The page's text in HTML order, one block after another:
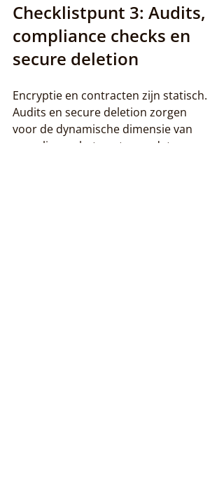
Checklistpunt 3: Audits,
compliance checks en
secure deletion
Encryptie en contracten zijn statisch.
Audits en secure deletion zorgen
voor de dynamische dimensie van
compliance: het aantonen dat uw